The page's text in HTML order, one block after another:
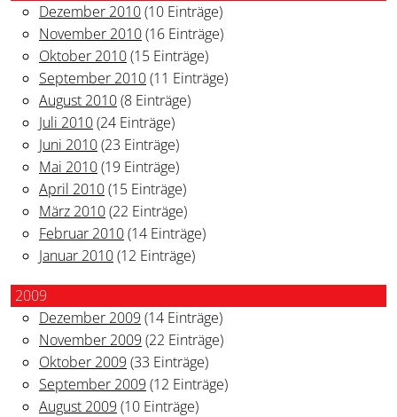
Dezember 2010(10 Einträge)
November 2010(16 Einträge)
Oktober 2010(15 Einträge)
September 2010(11 Einträge)
August 2010(8 Einträge)
Juli 2010(24 Einträge)
Juni 2010(23 Einträge)
Mai 2010(19 Einträge)
April 2010(15 Einträge)
März 2010(22 Einträge)
Februar 2010(14 Einträge)
Januar 2010(12 Einträge)
2009
Dezember 2009 (14 Einträge)
November 2009 (22 Einträge)
Oktober 2009 (33 Einträge)
September 2009 (12 Einträge)
August 2009 (10 Einträge)